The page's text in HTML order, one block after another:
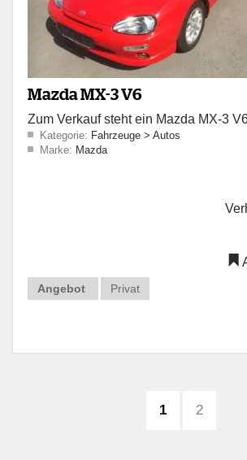
Mazda MX-3 V6
Zum Verkauf steht ein Mazda MX-3
Kategorie: Fahrzeuge > Autos
Marke: Mazda
Angebot Privat
1 2